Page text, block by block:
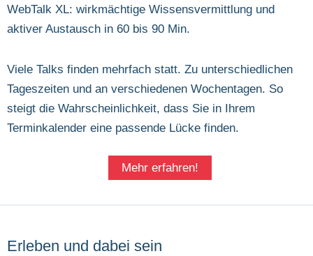
WebTalk XL: wirkmächtige Wissensvermittlung und
aktiver Austausch in 60 bis 90 Min.
Viele Talks finden mehrfach statt. Zu unterschiedlichen
Tageszeiten und an verschiedenen Wochentagen. So
steigt die Wahrscheinlichkeit, dass Sie in Ihrem
Terminkalender eine passende Lücke finden.
Mehr erfahren!
Erleben und dabei sein